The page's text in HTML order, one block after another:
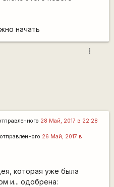
начать
more_vert
28 Май, 2017 в 22:28
26 Май, 2017 в
которая уже была
и... одобрена: